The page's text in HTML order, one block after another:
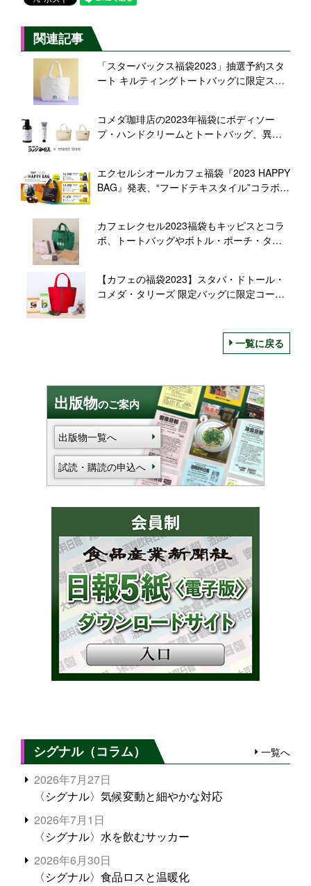
関連記事
「スターバックス福袋2023」抽選予約スタ
ート キルティングトートバッグに限定ステ
コメダ珈琲店の2023年福袋にボディソー
プ・ハンドクリームとトートバッグ、異色
エクセルシオールカフェ福袋『2023 HAPPY
BAG』発表、“フードテキスタイル”コラボの
ら/ドトールコーヒー
カフェレクセル2023福袋もキッピスとコラ
ボ、トートバッグやボトル・ポーチ・タオ
【カフェの福袋2023】スタバ・ドトール・
コメダ・タリーズ 限定バッグに限定コーヒ
一覧に戻る
出版物のご案内
出版物一覧へ
試読・購読の申込へ
シグナル（コラム） 一覧へ
2026年7月27日
〈シグナル〉気候変動と細やかな対応
2026年7月1日
〈シグナル〉水を飲むサッカー
2026年6月30日
〈シグナル〉食品ロスと温暖化